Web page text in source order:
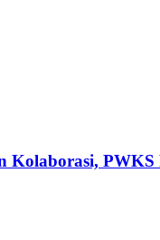
Kolaborasi,